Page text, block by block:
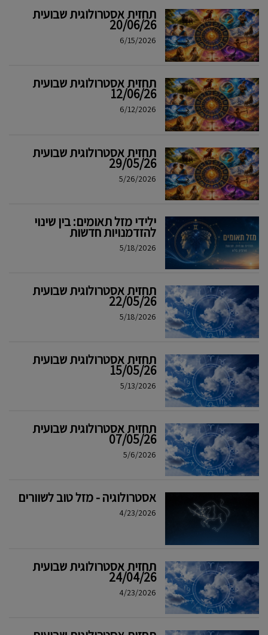
תחזית אסטרולוגית שבועית
20/06/26
6/15/2026
תחזית אסטרולוגית שבועית
12/06/26
6/12/2026
תחזית אסטרולוגית שבועית
29/05/26
5/26/2026
ילידי מזל תאומים: בין שינוי
להזדמנויות חדשות
5/18/2026
תחזית אסטרולוגית שבועית
22/05/26
5/18/2026
תחזית אסטרולוגית שבועית
15/05/26
5/13/2026
תחזית אסטרולוגית שבועית
07/05/26
5/6/2026
אסטרולוגיה - מזל טוב לשוורים
4/23/2026
תחזית אסטרולוגית שבועית
24/04/26
4/23/2026